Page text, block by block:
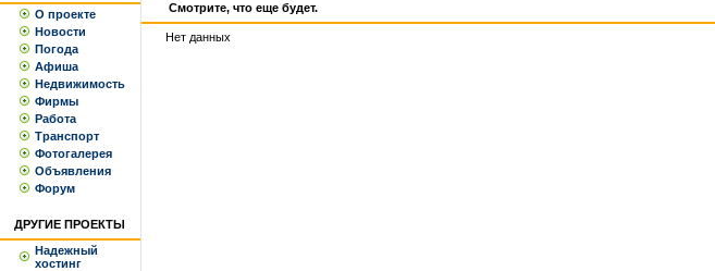
О проекте
Новости
Погода
Афиша
Недвижимость
Фирмы
Работа
Транспорт
Фотогалерея
Объявления
Форум
ДРУГИЕ ПРОЕКТЫ
Надежный
хостинг
Смотрите, что еще будет.
Нет данных